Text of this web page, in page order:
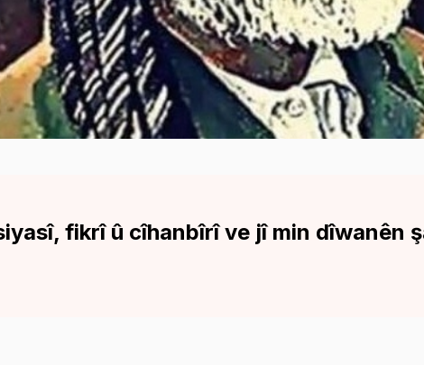
fikrî û cîhanbîrî ve jî min dîwanên